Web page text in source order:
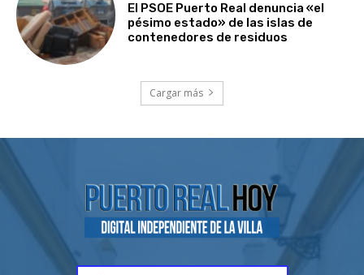
El PSOE Puerto Real denuncia «el
pésimo estado» de las islas de
contenedores de residuos
Cargar más